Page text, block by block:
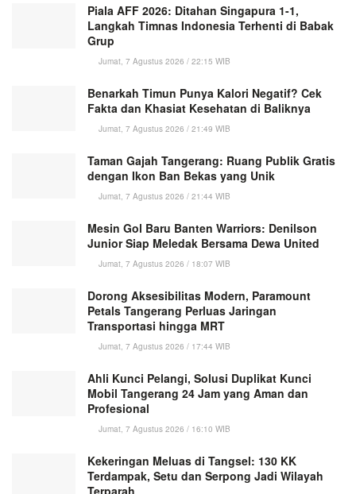
Piala AFF 2026: Ditahan Singapura 1-1,
Langkah Timnas Indonesia Terhenti di Babak
Grup
Jumat, 7 Agustus 2026 / 22:15 WIB
Benarkah Timun Punya Kalori Negatif? Cek
Fakta dan Khasiat Kesehatan di Baliknya
Jumat, 7 Agustus 2026 / 21:49 WIB
Taman Gajah Tangerang: Ruang Publik Gratis
dengan Ikon Ban Bekas yang Unik
Jumat, 7 Agustus 2026 / 21:44 WIB
Mesin Gol Baru Banten Warriors: Denilson
Junior Siap Meledak Bersama Dewa United
Jumat, 7 Agustus 2026 / 18:07 WIB
Dorong Aksesibilitas Modern, Paramount
Petals Tangerang Perluas Jaringan
Transportasi hingga MRT
Jumat, 7 Agustus 2026 / 17:44 WIB
Ahli Kunci Pelangi, Solusi Duplikat Kunci
Mobil Tangerang 24 Jam yang Aman dan
Profesional
Jumat, 7 Agustus 2026 / 16:10 WIB
Kekeringan Meluas di Tangsel: 130 KK
Terdampak, Setu dan Serpong Jadi Wilayah
Terparah